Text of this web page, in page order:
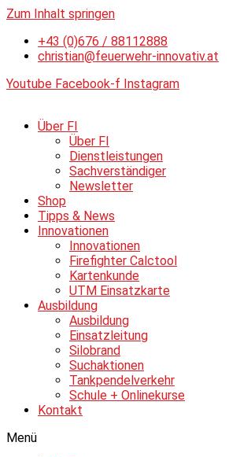
Zum Inhalt springen
+43 (0)676 / 88112888
christian@feuerwehr-innovativ.at
Youtube Facebook-f Instagram
Über FI
Über FI
Dienstleistungen
Sachverständiger
Newsletter
Shop
Tipps & News
Innovationen
Innovationen
Firefighter Calctool
Kartenkunde
UTM Einsatzkarte
Ausbildung
Ausbildung
Einsatzleitung
Silobrand
Suchaktionen
Tankpendelverkehr
Schule + Onlinekurse
Kontakt
Menü